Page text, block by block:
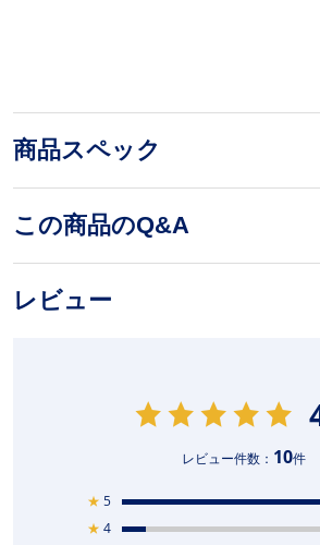
商品スペック
この商品のQ&A
レビュー
レビュー件数： 10件
★ 5
★ 4